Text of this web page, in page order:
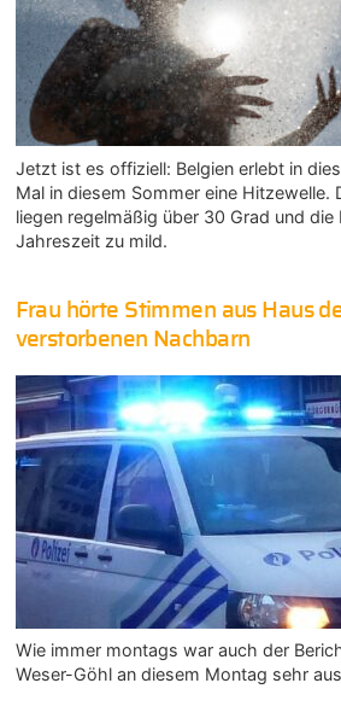
Jetzt ist es offiziell: Belgien erlebt in
Mal in diesem Sommer eine Hitzewelle.
liegen regelmäßig über 30 Grad und
Jahreszeit zu mild.
Frau hörte Stimmen aus Haus
verstorbenen Nachbarn
Wie immer montags war auch der
Weser-Göhl an diesem Montag sehr